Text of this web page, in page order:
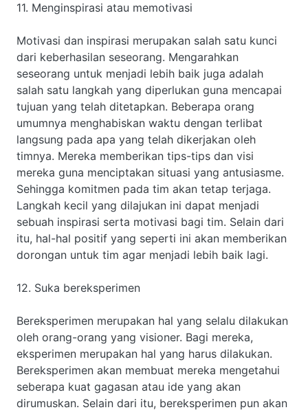
11. Menginspirasi atau memotivasi
Motivasi dan inspirasi merupakan salah satu kunci
dari keberhasilan seseorang. Mengarahkan
seseorang untuk menjadi lebih baik juga adalah
salah satu langkah yang diperlukan guna mencapai
tujuan yang telah ditetapkan. Beberapa orang
umumnya menghabiskan waktu dengan terlibat
langsung pada apa yang telah dikerjakan oleh
timnya. Mereka memberikan tips-tips dan visi
mereka guna menciptakan situasi yang antusiasme.
Sehingga komitmen pada tim akan tetap terjaga.
Langkah kecil yang dilajukan ini dapat menjadi
sebuah inspirasi serta motivasi bagi tim. Selain dari
itu, hal-hal positif yang seperti ini akan memberikan
dorongan untuk tim agar menjadi lebih baik lagi.
12. Suka bereksperimen
Bereksperimen merupakan hal yang selalu dilakukan
oleh orang-orang yang visioner. Bagi mereka,
eksperimen merupakan hal yang harus dilakukan.
Bereksperimen akan membuat mereka mengetahui
seberapa kuat gagasan atau ide yang akan
dirumuskan. Selain dari itu, bereksperimen pun akan